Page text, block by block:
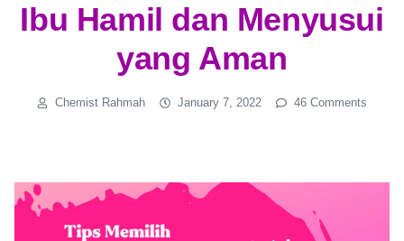
Ibu Hamil dan Menyusui
yang Aman
Chemist Rahmah January 7, 2022 46 Comments